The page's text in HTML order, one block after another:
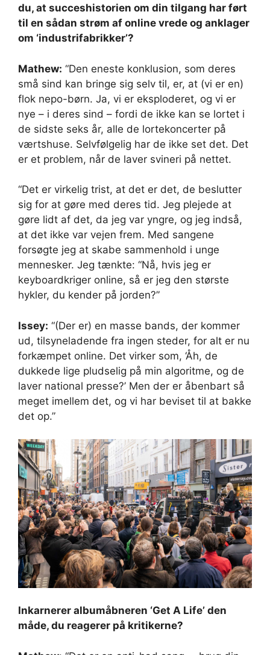
du, at succeshistorien om din tilgang har ført
til en sådan strøm af online vrede og anklager
om ‘industrifabrikker’?
Mathew: “Den eneste konklusion, som deres
små sind kan bringe sig selv til, er, at (vi er en)
flok nepo-børn. Ja, vi er eksploderet, og vi er
nye – i deres sind – fordi de ikke kan se lortet i
de sidste seks år, alle de lortekoncerter på
værtshuse. Selvfølgelig har de ikke set det. Det
er et problem, når de laver svineri på nettet.
“Det er virkelig trist, at det er det, de beslutter
sig for at gøre med deres tid. Jeg plejede at
gøre lidt af det, da jeg var yngre, og jeg indså,
at det ikke var vejen frem. Med sangene
forsøgte jeg at skabe sammenhold i unge
mennesker. Jeg tænkte: “Nå, hvis jeg er
keyboardkriger online, så er jeg den største
hykler, du kender på jorden?”
Issey: “(Der er) en masse bands, der kommer
ud, tilsyneladende fra ingen steder, for alt er nu
forkæmpet online. Det virker som, ‘Åh, de
dukkede lige pludselig på min algoritme, og de
laver national presse?’ Men der er åbenbart så
meget imellem det, og vi har beviset til at bakke
det op.”
Inkarnerer albumåbneren ‘Get A Life’ den
måde, du reagerer på kritikerne?